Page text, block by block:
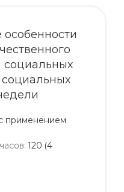
особенности
социальных
социальных
применением
: 120 (4